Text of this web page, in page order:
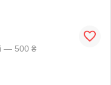
— 500 ₴